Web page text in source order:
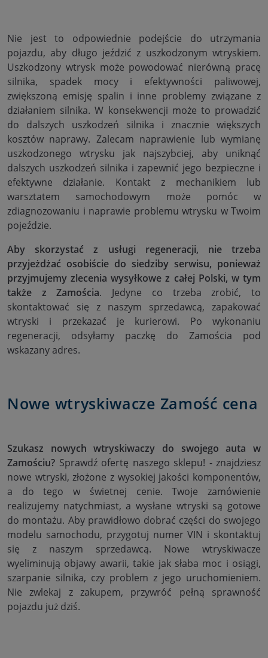
Nie jest to odpowiednie podejście do utrzymania
pojazdu, aby długo jeździć z uszkodzonym wtryskiem.
Uszkodzony wtrysk może powodować nierówną pracę
silnika, spadek mocy i efektywności paliwowej,
zwiększoną emisję spalin i inne problemy związane z
działaniem silnika. W konsekwencji może to prowadzić
do dalszych uszkodzeń silnika i znacznie większych
kosztów naprawy. Zalecam naprawienie lub wymianę
uszkodzonego wtrysku jak najszybciej, aby uniknąć
dalszych uszkodzeń silnika i zapewnić jego bezpieczne i
efektywne działanie. Kontakt z mechanikiem lub
warsztatem samochodowym może pomóc w
zdiagnozowaniu i naprawie problemu wtrysku w Twoim
pojeździe.
Aby skorzystać z usługi regeneracji, nie trzeba
przyjeżdżać osobiście do siedziby serwisu, ponieważ
przyjmujemy zlecenia wysyłkowe z całej Polski, w tym
także z Zamościa. Jedyne co trzeba zrobić, to
skontaktować się z naszym sprzedawcą, zapakować
wtryski i przekazać je kurierowi. Po wykonaniu
regeneracji, odsyłamy paczkę do Zamościa pod
wskazany adres.
Nowe wtryskiwacze Zamość cena
Szukasz nowych wtryskiwaczy do swojego auta w
Zamościu? Sprawdź ofertę naszego sklepu! - znajdziesz
nowe wtryski, złożone z wysokiej jakości komponentów,
a do tego w świetnej cenie. Twoje zamówienie
realizujemy natychmiast, a wysłane wtryski są gotowe
do montażu. Aby prawidłowo dobrać części do swojego
modelu samochodu, przygotuj numer VIN i skontaktuj
się z naszym sprzedawcą. Nowe wtryskiwacze
wyeliminują objawy awarii, takie jak słaba moc i osiągi,
szarpanie silnika, czy problem z jego uruchomieniem.
Nie zwlekaj z zakupem, przywróć pełną sprawność
pojazdu już dziś.